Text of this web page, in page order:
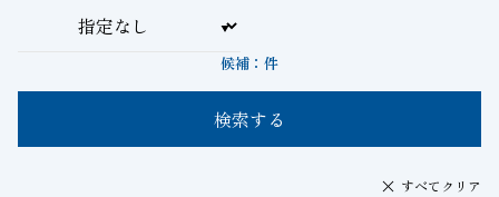
候補： 件
検索する
すべてクリア